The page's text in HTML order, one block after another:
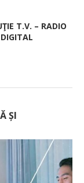
T.V. – RADIO
ȘI